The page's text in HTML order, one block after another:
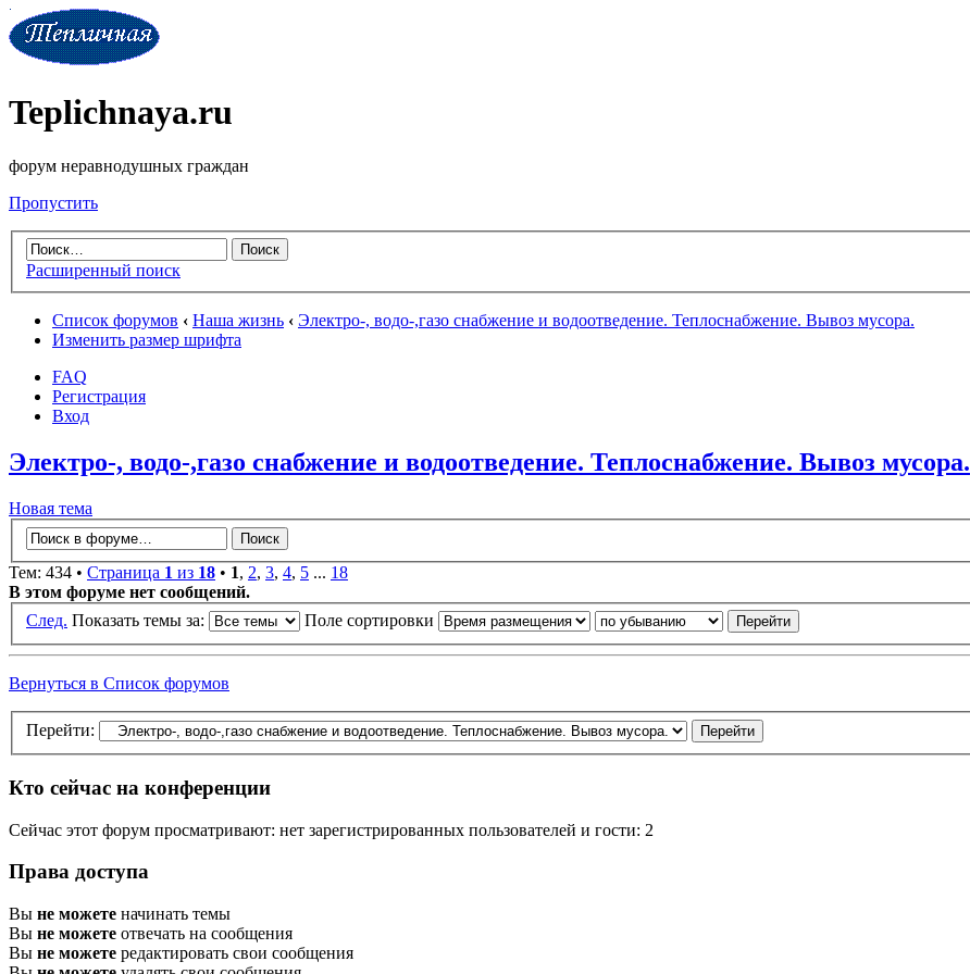
Teplichnaya.ru
форум неравнодушных граждан
Пропустить
Расширенный поиск
Список форумов ‹ Наша жизнь ‹ Электро-, водо-,газо снабжение и водоотведение. Теплоснабжение. Вывоз мусора.
Изменить размер шрифта
FAQ
Регистрация
Вход
Электро-, водо-,газо снабжение и водоотведение. Теплоснабжение. Вывоз мусора.
Новая тема
Тем: 434 • Страница 1 из 18 • 1, 2, 3, 4, 5 ... 18
В этом форуме нет сообщений.
След. Показать темы за: Поле сортировки
Вернуться в Список форумов
Перейти:
Кто сейчас на конференции
Сейчас этот форум просматривают: нет зарегистрированных пользователей и гости: 2
Права доступа
Вы не можете начинать темы
Вы не можете отвечать на сообщения
Вы не можете редактировать свои сообщения